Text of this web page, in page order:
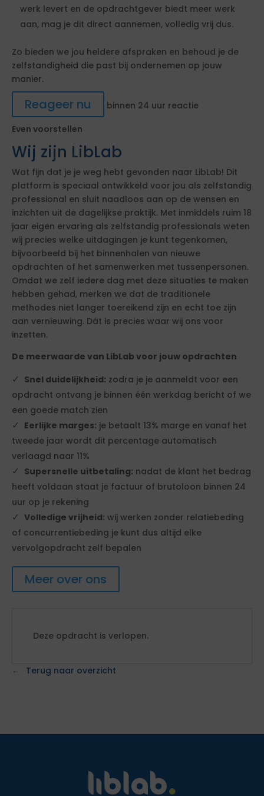
werk levert en de opdrachtgever biedt meer werk
aan, mag je dit direct aannemen, volledig vrij dus.
Zo bieden we jou heldere afspraken en behoud je de
zelfstandigheid die past bij ondernemen op jouw
manier.
Reageer nu
binnen 24 uur reactie
Even voorstellen
Wij zijn LibLab
Wat fijn dat je je weg hebt gevonden naar LibLab! Dit
platform is speciaal ontwikkeld voor jou als zelfstandig
professional en sluit naadloos aan op de wensen en
inzichten uit de dagelijkse praktijk. Met inmiddels ruim 18
jaar eigen ervaring als zelfstandig professionals weten
wij precies welke uitdagingen je kunt tegenkomen,
bijvoorbeeld bij het binnenhalen van nieuwe
opdrachten of het samenwerken met tussenpersonen.
Omdat we zelf iedere dag met deze situaties te maken
hebben gehad, merken we dat de traditionele
methodes niet langer toereikend zijn en echt toe zijn
aan vernieuwing. Dát is precies waar wij ons voor
inzetten.
De meerwaarde van LibLab voor jouw opdrachten
Snel duidelijkheid: zodra je je aanmeldt voor een
opdracht ontvang je binnen één werkdag bericht of we
een goede match zien
Eerlijke marges: je betaalt 13% marge en vanaf het
tweede jaar wordt dit percentage automatisch
verlaagd naar 11%
Supersnelle uitbetaling: nadat de klant het bedrag
heeft voldaan staat je factuur of brutoloon binnen 24
uur op je rekening
Volledige vrijheid: wij werken zonder relatiebeding
of concurrentiebeding je kunt dus altijd elke
vervolgopdracht zelf bepalen
Meer over ons
Deze opdracht is verlopen.
Terug naar overzicht